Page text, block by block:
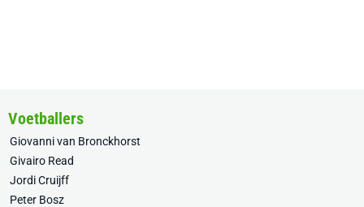
Voetballers
Giovanni van Bronckhorst
Givairo Read
Jordi Cruijff
Peter Bosz